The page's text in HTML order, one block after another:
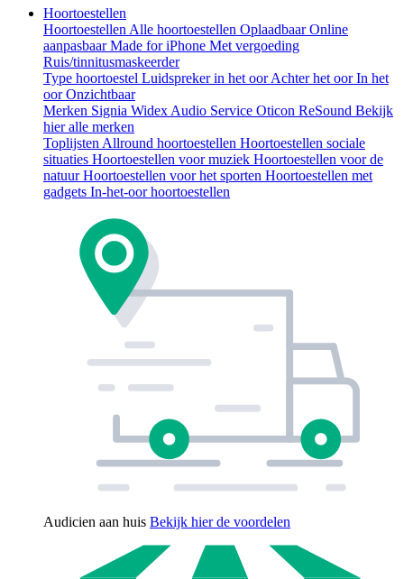
Hoortoestellen
HoortoestellenAlle hoortoestellen OplaadbaarOnline
aanpasbaarMade for iPhone Met vergoeding
Ruis/tinnitusmaskeerder
Type hoortoestel Luidspreker in het oorAchter het oorIn het
oorOnzichtbaar
Merken Signia WidexAudio Service Oticon ReSound Bekijk
hier alle merken
ToplijstenAllround hoortoestellen Hoortoestellen sociale
situaties Hoortoestellen voor muziek Hoortoestellen voor de
natuurHoortoestellen voor het sporten Hoortoestellen met
gadgets In-het-oor hoortoestellen
Audicien aan huis Bekijk hier de voordelen